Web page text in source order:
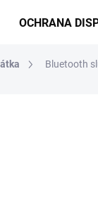
OCHRANA
Bluetooth